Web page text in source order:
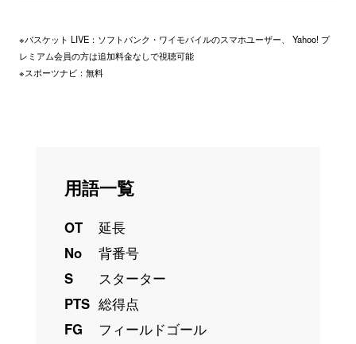
※バスケット LIVE：ソフトバンク・ワイモバイルのスマホユーザー、 Yahoo! プ
レミアム会員の方は追加料金なしで視聴可能
※スポーツナビ：無料
用語一覧
OT
延長
No
背番号
S
スターター
PTS 総得点
FG
フィールドゴール